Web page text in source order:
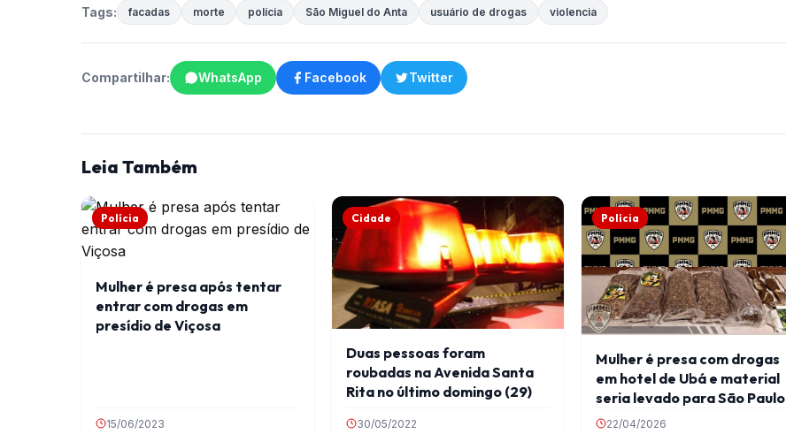
Tags: facadas morte polícia São Miguel do Anta usuário de drogas violencia
Compartilhar: WhatsApp Facebook Twitter
Leia Também
Polícia
Mulher é presa após tentar
entrar com drogas em
presídio de Viçosa
15/06/2023
Cidade
Duas pessoas foram
roubadas na Avenida Santa
Rita no último domingo (29)
30/05/2022
Polícia
Mulher é presa com drogas
em hotel de Ubá e material
seria levado para São Paulo
22/04/2026